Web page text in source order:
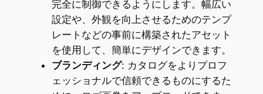
完全に制御できるようにします。幅広い
設定や、外観を向上させるためのテンプ
レートなどの事前に構築されたアセット
を使用して、簡単にデザインできます。
ブランディング: カタログをよりプロフ
ェッショナルで信頼できるものにするた